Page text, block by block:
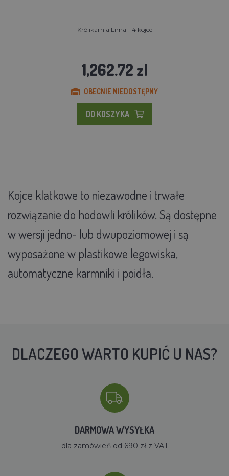
Królikarnia Lima - 4 kojce
1,262.72 zl
OBECNIE NIEDOSTĘPNY
DO KOSZYKA
Kojce klatkowe to niezawodne i trwałe
rozwiązanie do hodowli królików. Są dostępne
w wersji jedno- lub dwupoziomowej i są
wyposażone w plastikowe legowiska,
automatyczne karmniki i poidła.
DLACZEGO WARTO KUPIĆ U NAS?
DARMOWA WYSYŁKA
dla zamówień od 690 zł z VAT